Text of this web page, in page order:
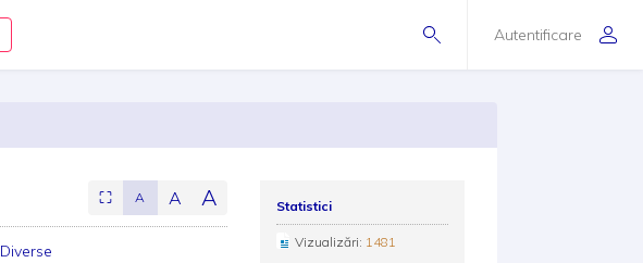
Autentificare
⛶ A A A
Diverse
Statistici
Vizualizări: 1481